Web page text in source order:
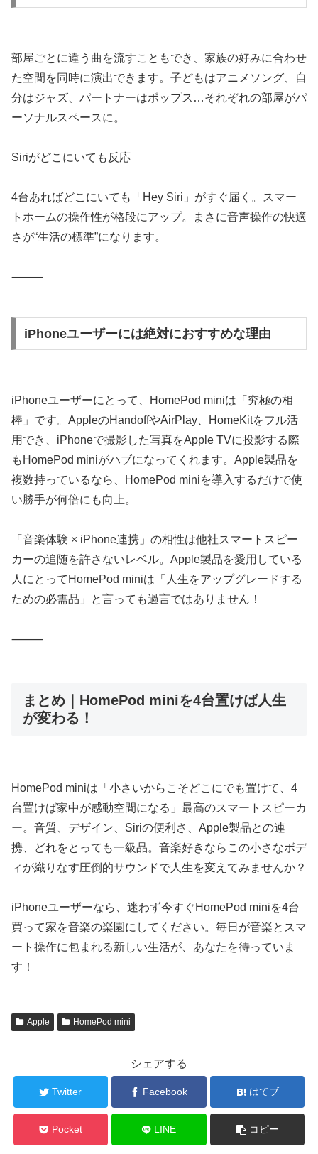
部屋ごとに違う曲を流すこともでき、家族の好みに合わせ
た空間を同時に演出できます。子どもはアニメソング、自
分はジャズ、パートナーはポップス…それぞれの部屋がパ
ーソナルスペースに。
Siriがどこにいても反応
4台あればどこにいても「Hey Siri」がすぐ届く。スマー
トホームの操作性が格段にアップ。まさに音声操作の快適
さが“生活の標準”になります。
⸻
iPhoneユーザーには絶対におすすめな理由
iPhoneユーザーにとって、HomePod miniは「究極の相
棒」です。AppleのHandoffやAirPlay、HomeKitをフル活
用でき、iPhoneで撮影した写真をApple TVに投影する際
もHomePod miniがハブになってくれます。Apple製品を
複数持っているなら、HomePod miniを導入するだけで使
い勝手が何倍にも向上。
「音楽体験 × iPhone連携」の相性は他社スマートスピー
カーの追随を許さないレベル。Apple製品を愛用している
人にとってHomePod miniは「人生をアップグレードする
ための必需品」と言っても過言ではありません！
⸻
まとめ｜HomePod miniを4台置けば人生
が変わる！
HomePod miniは「小さいからこそどこにでも置けて、4
台置けば家中が感動空間になる」最高のスマートスピーカ
ー。音質、デザイン、Siriの便利さ、Apple製品との連
携、どれをとっても一級品。音楽好きならこの小さなボデ
ィが織りなす圧倒的サウンドで人生を変えてみませんか？
iPhoneユーザーなら、迷わず今すぐHomePod miniを4台
買って家を音楽の楽園にしてください。毎日が音楽とスマ
ート操作に包まれる新しい生活が、あなたを待っていま
す！
Apple HomePod mini
シェアする
Twitter Facebook はてブ
Pocket LINE コピー